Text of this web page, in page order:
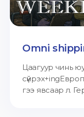
Omni
Цаагуур чинь
гээ явсаар л.